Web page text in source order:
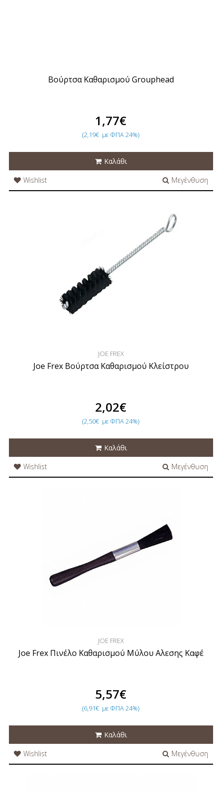
Βούρτσα Καθαρισμού Grouphead
1,77€
(2,19€ με ΦΠΑ 24%)
Καλάθι
Wishlist
Μεγένθυση
JOE FREX
Joe Frex Βούρτσα Καθαρισμού Κλείστρου
2,02€
(2,50€ με ΦΠΑ 24%)
Καλάθι
Wishlist
Μεγένθυση
JOE FREX
Joe Frex Πινέλο Καθαρισμού Μύλου Αλεσης Καφέ
5,57€
(6,91€ με ΦΠΑ 24%)
Καλάθι
Wishlist
Μεγένθυση